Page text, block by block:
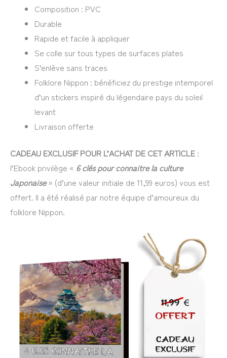
Composition : PVC
Durable
Rapide et facile à appliquer
Se colle sur tous types de surfaces plates
S’enlève sans traces
Folklore Nippon : bénéficiez du prestige intemporel
d’un stickers inspiré du légendaire pays du soleil
levant
Livraison offerte
CADEAU EXCLUSIF POUR L’ACHAT DE CET ARTICLE :
l’Ebook privilège « 6 clés pour connaitre la culture
Japonaise» (d’une valeur initiale de 11,99 euros) vous est
offert. Il a été réalisé par notre équipe d’amoureux du
folklore Nippon.